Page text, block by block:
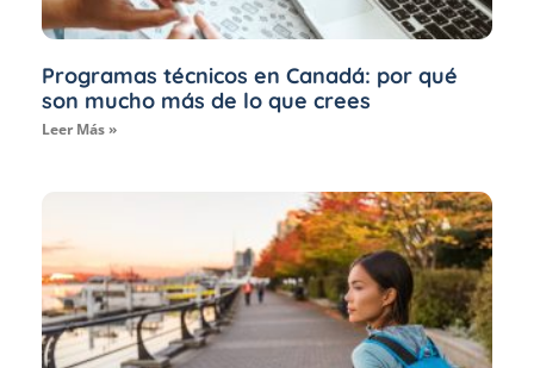
Programas técnicos en Canadá: por qué
son mucho más de lo que crees
Leer Más »